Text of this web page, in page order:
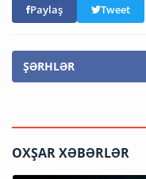
Paylaş Tweet
ŞƏRHLƏR
OXŞAR XƏBƏRLƏR